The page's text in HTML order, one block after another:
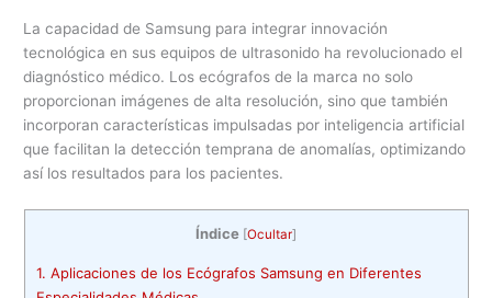
La capacidad de Samsung para integrar innovación
tecnológica en sus equipos de ultrasonido ha revolucionado el
diagnóstico médico. Los ecógrafos de la marca no solo
proporcionan imágenes de alta resolución, sino que también
incorporan características impulsadas por inteligencia artificial
que facilitan la detección temprana de anomalías, optimizando
así los resultados para los pacientes.
Índice [Ocultar]
1. Aplicaciones de los Ecógrafos Samsung en Diferentes